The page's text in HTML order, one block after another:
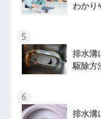
わかり
5
排水溝
駆除方
6
排水溝